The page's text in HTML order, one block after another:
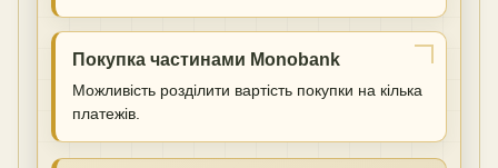
Покупка частинами Monobank
Можливість розділити вартість покупки на кілька
платежів.